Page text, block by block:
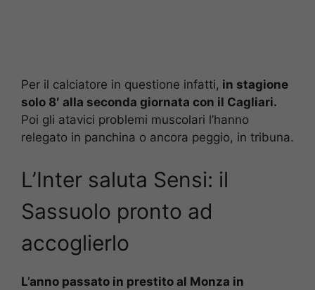
Per il calciatore in questione infatti, in stagione
solo 8′ alla seconda giornata con il Cagliari.
Poi gli atavici problemi muscolari l’hanno
relegato in panchina o ancora peggio, in tribuna.
L’Inter saluta Sensi: il
Sassuolo pronto ad
accoglierlo
L’anno passato in prestito al Monza in